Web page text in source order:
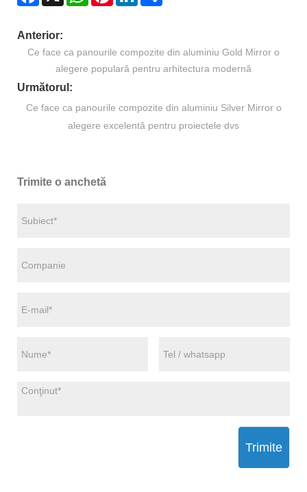
Anterior:
Ce face ca panourile compozite din aluminiu Gold Mirror o
alegere populară pentru arhitectura modernă
Următorul:
Ce face ca panourile compozite din aluminiu Silver Mirror o
alegere excelentă pentru proiectele dvs
Trimite o anchetă
Trimite